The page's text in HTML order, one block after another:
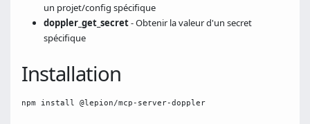
un projet/config spécifique
doppler_get_secret- Obtenir la valeur d'un secret
spécifique
Installation
npm install @lepion/mcp-server-doppler